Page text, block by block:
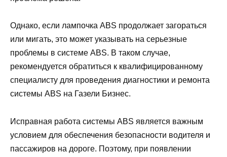
Однако, если лампочка ABS продолжает загораться
или мигать, это может указывать на серьезные
проблемы в системе ABS. В таком случае,
рекомендуется обратиться к квалифицированному
специалисту для проведения диагностики и ремонта
системы ABS на Газели Бизнес.
Исправная работа системы ABS является важным
условием для обеспечения безопасности водителя и
пассажиров на дороге. Поэтому, при появлении